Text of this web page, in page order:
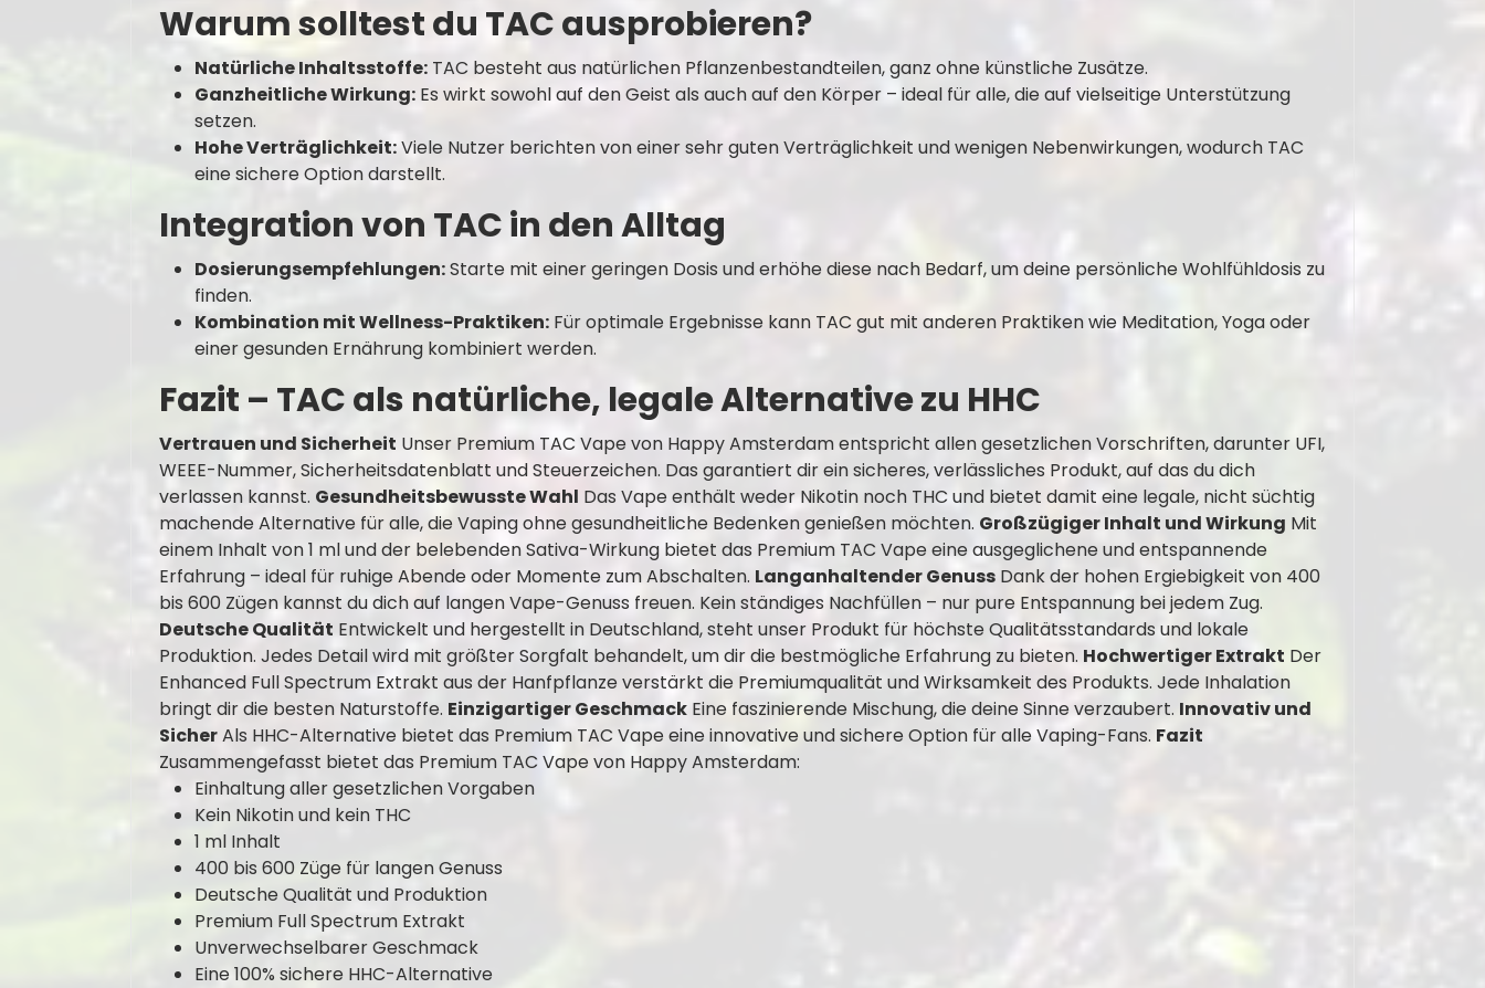
Warum solltest du TAC ausprobieren?
Natürliche Inhaltsstoffe: TAC besteht aus natürlichen Pflanzenbestandteilen, ganz ohne künstliche Zusätze.
Ganzheitliche Wirkung: Es wirkt sowohl auf den Geist als auch auf den Körper – ideal für alle, die auf vielseitige Unterstützung
setzen.
Hohe Verträglichkeit:Viele Nutzer berichten von einer sehr guten Verträglichkeit und wenigen Nebenwirkungen, wodurch TAC
eine sichere Option darstellt.
Integration von TAC in den Alltag
Dosierungsempfehlungen:Starte mit einer geringen Dosis und erhöhe diese nach Bedarf, um deine persönliche Wohlfühldosis zu
finden.
Kombination mit Wellness-Praktiken: Für optimale Ergebnisse kann TAC gut mit anderen Praktiken wie Meditation, Yoga oder
einer gesunden Ernährung kombiniert werden.
Fazit – TAC als natürliche, legale Alternative zu HHC
Vertrauen und Sicherheit Unser Premium TAC Vape von Happy Amsterdam entspricht allen gesetzlichen Vorschriften, darunter UFI,
WEEE-Nummer, Sicherheitsdatenblatt und Steuerzeichen. Das garantiert dir ein sicheres, verlässliches Produkt, auf das du dich
verlassen kannst. Gesundheitsbewusste Wahl Das Vape enthält weder Nikotin noch THC und bietet damit eine legale, nicht süchtig
machende Alternative für alle, die Vaping ohne gesundheitliche Bedenken genießen möchten. Großzügiger Inhalt und Wirkung Mit
einem Inhalt von 1 ml und der belebenden Sativa-Wirkung bietet das Premium TAC Vape eine ausgeglichene und entspannende
Erfahrung – ideal für ruhige Abende oder Momente zum Abschalten. Langanhaltender Genuss Dank der hohen Ergiebigkeit von 400
bis 600 Zügen kannst du dich auf langen Vape-Genuss freuen. Kein ständiges Nachfüllen – nur pure Entspannung bei jedem Zug.
Deutsche Qualität Entwickelt und hergestellt in Deutschland, steht unser Produkt für höchste Qualitätsstandards und lokale
Produktion. Jedes Detail wird mit größter Sorgfalt behandelt, um dir die bestmögliche Erfahrung zu bieten. Hochwertiger Extrakt Der
Enhanced Full Spectrum Extrakt aus der Hanfpflanze verstärkt die Premiumqualität und Wirksamkeit des Produkts. Jede Inhalation
bringt dir die besten Naturstoffe. Einzigartiger Geschmack Eine faszinierende Mischung, die deine Sinne verzaubert. Innovativ und
SicherAls HHC-Alternative bietet das Premium TAC Vape eine innovative und sichere Option für alle Vaping-Fans. Fazit
Zusammengefasst bietet das Premium TAC Vape von Happy Amsterdam:
Einhaltung aller gesetzlichen Vorgaben
Kein Nikotin und kein THC
1 ml Inhalt
400 bis 600 Züge für langen Genuss
Deutsche Qualität und Produktion
Premium Full Spectrum Extrakt
Unverwechselbarer Geschmack
Eine 100% sichere HHC-Alternative